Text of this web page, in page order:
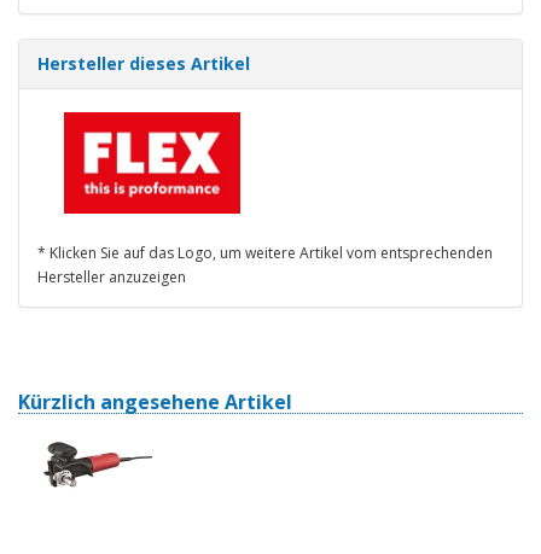
Hersteller dieses Artikel
* Klicken Sie auf das Logo, um weitere Artikel vom entsprechenden
Hersteller anzuzeigen
Kürzlich angesehene Artikel